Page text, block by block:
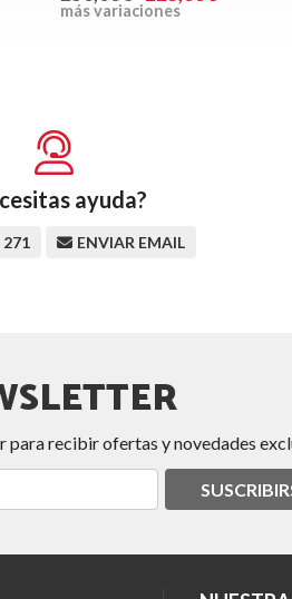
más variaciones
ayuda?
271 ENVIAR EMAIL
para recibir ofertas y novedades